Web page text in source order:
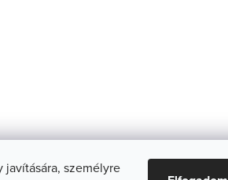
személyre